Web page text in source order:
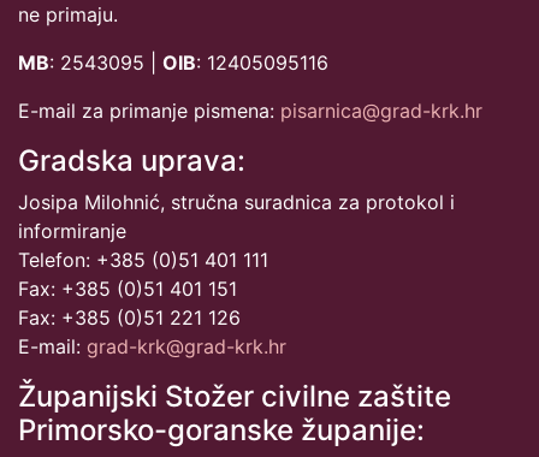
ne primaju.
MB: 2543095 | OIB: 12405095116
E-mail za primanje pismena: pisarnica@grad-krk.hr
Gradska uprava:
Josipa Milohnić, stručna suradnica za protokol i
informiranje
Telefon: +385 (0)51 401 111
Fax: +385 (0)51 401 151
Fax: +385 (0)51 221 126
E-mail: grad-krk@grad-krk.hr
Županijski Stožer civilne zaštite
Primorsko-goranske županije: